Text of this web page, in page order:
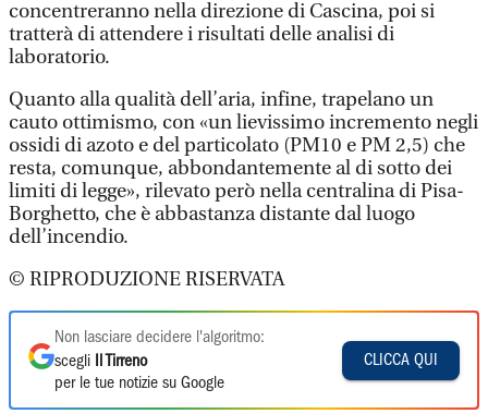
concentreranno nella direzione di Cascina, poi si
tratterà di attendere i risultati delle analisi di
laboratorio.
Quanto alla qualità dell’aria, infine, trapelano un
cauto ottimismo, con «un lievissimo incremento negli
ossidi di azoto e del particolato (PM10 e PM 2,5) che
resta, comunque, abbondantemente al di sotto dei
limiti di legge», rilevato però nella centralina di Pisa-
Borghetto, che è abbastanza distante dal luogo
dell’incendio.
© RIPRODUZIONE RISERVATA
Non lasciare decidere l'algoritmo:
scegli
Il Tirreno
per le tue notizie su Google
CLICCA QUI